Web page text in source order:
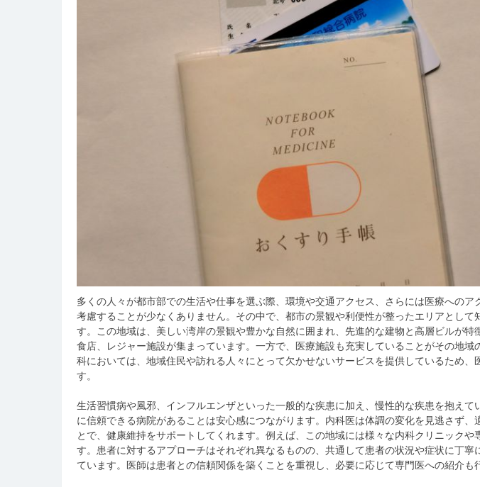
多くの人々が都市部での生活や仕事を選ぶ際、環境や交通アクセス、さらには医療へのア
考慮することが少なくありません。 その中で、都市の景観や利便性が整ったエリアとして
す。この地域は、美しい湾岸の景観や豊かな自然に囲まれ、先進的な建物と高層ビルが特
食店、レジャー施設が集まっています。一方で、医療施設も充実していることがその地域
科においては、地域住民や訪れる人々にとって欠かせないサービスを提供しているため、
す。
生活習慣病や風邪、インフルエンザといった一般的な疾患に加え、慢性的な疾患を抱えて
に信頼できる病院があることは安心感につながります。内科医は体調の変化を見逃さず、
とで、健康維持をサポートしてくれます。例えば、この地域には様々な内科クリニックや
す。患者に対するアプローチはそれぞれ異なるものの、共通して患者の状況や症状に丁寧
ています。医師は患者との信頼関係を築くことを重視し、必要に応じて専門医への紹介も